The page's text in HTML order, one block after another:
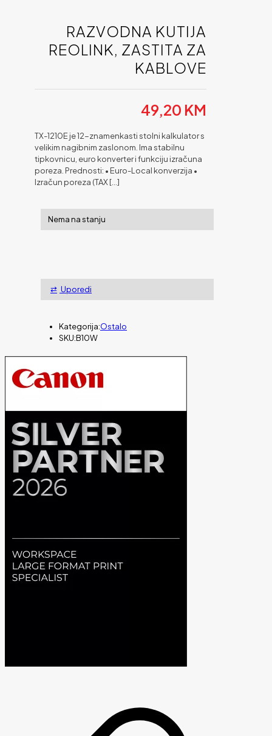
RAZVODNA KUTIJA
REOLINK, ZASTITA ZA
KABLOVE
49,20 KM
TX-1210E je 12-znamenkasti stolni kalkulator s
velikim nagibnim zaslonom. Ima stabilnu
tipkovnicu, euro konverter i funkciju izračuna
poreza. Prednosti: • Euro-Local konverzija •
Izračun poreza (TAX[…]
Nema na stanju
Uporedi
Kategorija:Ostalo
SKU:B10W